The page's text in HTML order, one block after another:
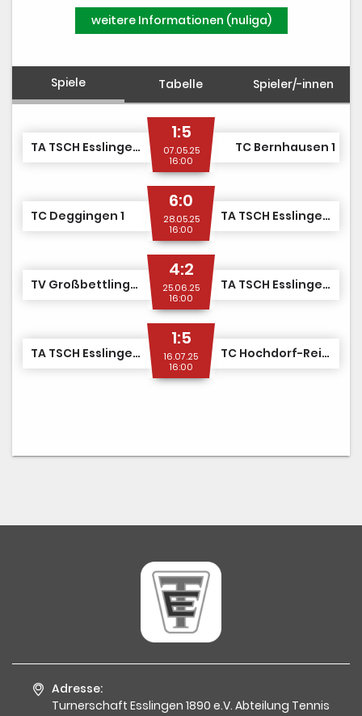
weitere Informationen (nuliga)
Spiele Tabelle Spieler/-innen
TA TSCH Esslingen 1
1:5
07.05.25
16:00
TC Bernhausen 1
TC Deggingen 1
6:0
28.05.25
16:00
TA TSCH Esslingen 1
TV Großbettlingen 1
4:2
25.06.25
16:00
TA TSCH Esslingen 1
TA TSCH Esslingen 1
1:5
16.07.25
16:00
TC Hochdorf-Reichenbach 1
Adresse:
Turnerschaft Esslingen 1890 e.V. Abteilung Tennis